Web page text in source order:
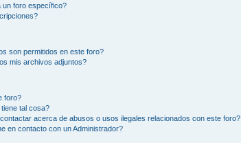
un foro específico?
son permitidos en este foro?
mis archivos adjuntos?
foro?
tal cosa?
acerca de abusos o usos ilegales relacionados con este foro?
en contacto con un Administrador?